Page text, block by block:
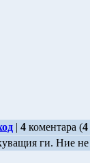
| 4 коментара (4
ги. Ние